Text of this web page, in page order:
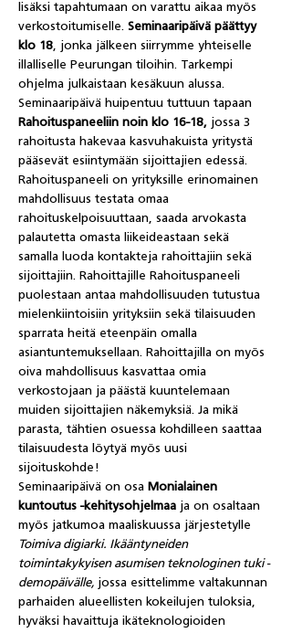
lisäksi tapahtumaan on varattu aikaa myös
verkostoitumiselle. Seminaaripäivä päättyy
klo 18, jonka jälkeen siirrymme yhteiselle
illalliselle Peurungan tiloihin. Tarkempi
ohjelma julkaistaan kesäkuun alussa.
Seminaaripäivä huipentuu tuttuun tapaan
Rahoituspaneeliin noin klo 16-18, jossa 3
rahoitusta hakevaa kasvuhakuista yritystä
pääsevät esiintymään sijoittajien edessä.
Rahoituspaneeli on yrityksille erinomainen
mahdollisuus testata omaa
rahoituskelpoisuuttaan, saada arvokasta
palautetta omasta liikeideastaan sekä
samalla luoda kontakteja rahoittajiin sekä
sijoittajiin. Rahoittajille Rahoituspaneeli
puolestaan antaa mahdollisuuden tutustua
mielenkiintoisiin yrityksiin sekä tilaisuuden
sparrata heitä eteenpäin omalla
asiantuntemuksellaan. Rahoittajilla on myös
oiva mahdollisuus kasvattaa omia
verkostojaan ja päästä kuuntelemaan
muiden sijoittajien näkemyksiä. Ja mikä
parasta, tähtien osuessa kohdilleen saattaa
tilaisuudesta löytyä myös uusi
sijoituskohde!
Seminaaripäivä on osa Monialainen
kuntoutus -kehitysohjelmaa ja on osaltaan
myös jatkumoa maaliskuussa järjestetylle
Toimiva digiarki. Ikääntyneiden
toimintakykyisen asumisen teknologinen tuki -
demopäivälle, jossa esittelimme valtakunnan
parhaiden alueellisten kokeilujen tuloksia,
hyväksi havaittuja ikäteknologioiden